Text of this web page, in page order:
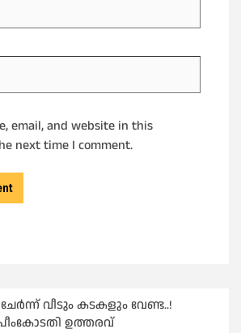
email, and website in this
next time I comment.
വീടും കടകളും വേണ്ട..!
ഉത്തരവ്